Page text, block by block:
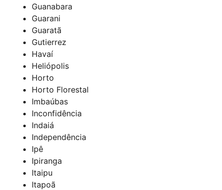
Guanabara
Guarani
Guaratã
Gutierrez
Havaí
Heliópolis
Horto
Horto Florestal
Imbaúbas
Inconfidência
Indaiá
Independência
Ipê
Ipiranga
Itaipu
Itapoã